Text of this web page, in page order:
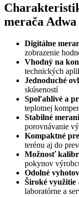
merača
Digitálne
zobrazenie
Vhodný na
technických
Jednoduché
skúseností
Spoľahlivé a
teplotnej
Stabilné
porovnávanie
Kompaktné
terénu aj do
Možnosť
pokynov
Odolné
Široké využitie
laboratórne a